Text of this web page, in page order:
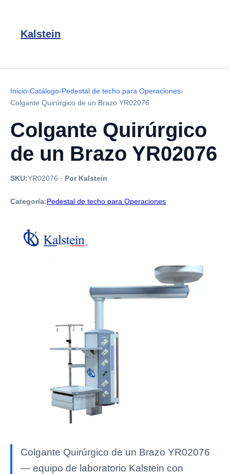
Kalstein
Inicio›Catálogo›Pedestal de techo para Operaciones›
Colgante Quirúrgico de un Brazo YR02076
Colgante Quirúrgico
de un Brazo YR02076
SKU:YR02076 · Por Kalstein
Categoría:Pedestal de techo para Operaciones
Colgante Quirúrgico de un Brazo YR02076
— equipo de laboratorio Kalstein con